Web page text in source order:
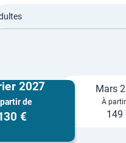
2027
de
€
Mars
À
149